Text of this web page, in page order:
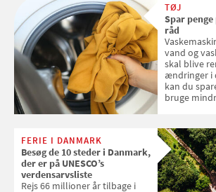
TØJ
Spar
råd
vand og
skal blive
ændringer i
kan du
bruge
enkle råd til
tøjvasken
FERIE I DANMARK
Besøg de 10 steder i Danmark,
der er på UNESCO’s
verdensarvsliste
Rejs 66 millioner år tilbage i